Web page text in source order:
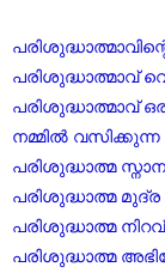
പരിശുദ്ധാത്മാവ്
പരിശുദ്ധാത്മാവ്
നമ്മിൽ
പരിശുദ്ധാത്മ
പരിശുദ്ധാത്മ മുദ്ര
പരിശുദ്ധാത്മ നിറവ്
പരിശുദ്ധാത്മ